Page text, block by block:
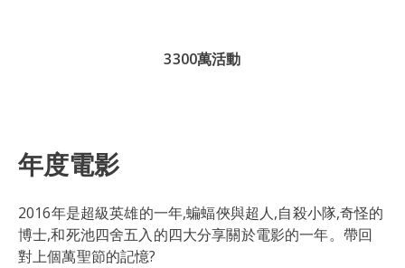
3300萬活動
年度電影
2016年是超級英雄的一年,蝙蝠俠與超人,自殺小隊,奇怪的
博士,和死池四舍五入的四大分享關於電影的一年。帶回
對上個萬聖節的記憶?